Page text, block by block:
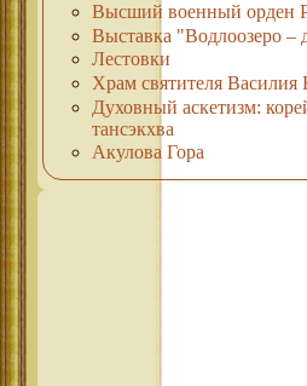
Высший военный орден
Выставка "Водлоозеро –
Лестовки
Храм святителя Василия
Духовный аскетизм:
тансэкхва
Акулова Гора